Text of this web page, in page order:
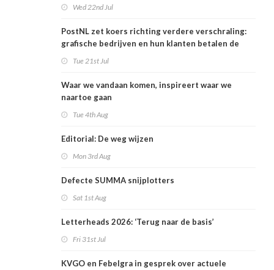
Wed 22nd Jul
PostNL zet koers richting verdere verschraling:
grafische bedrijven en hun klanten betalen de
Tue 21st Jul
Waar we vandaan komen, inspireert waar we
naartoe gaan
Tue 4th Aug
Editorial: De weg wijzen
Mon 3rd Aug
Defecte SUMMA snijplotters
Sat 1st Aug
Letterheads 2026: ‘Terug naar de basis’
Fri 31st Jul
KVGO en Febelgra in gesprek over actuele